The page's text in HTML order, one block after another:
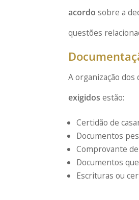
acordo sobre a
questões
A organização
exigidos estão:
Certidão de
Documentos
Comprovante
Documentos
Escrituras ou